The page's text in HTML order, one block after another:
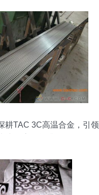
耕TAC 3C高温合金，引领